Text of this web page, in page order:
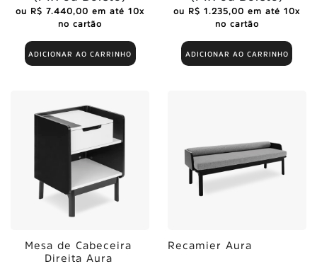
ADICIONAR AO CARRINHO
ou R$ 7.440,00 em até 10x
no cartão
ADICIONAR AO CARRINHO
ou R$ 1.235,00 em até 10x
no cartão
Mesa de Cabeceira
Direita Aura
Recamier Aura